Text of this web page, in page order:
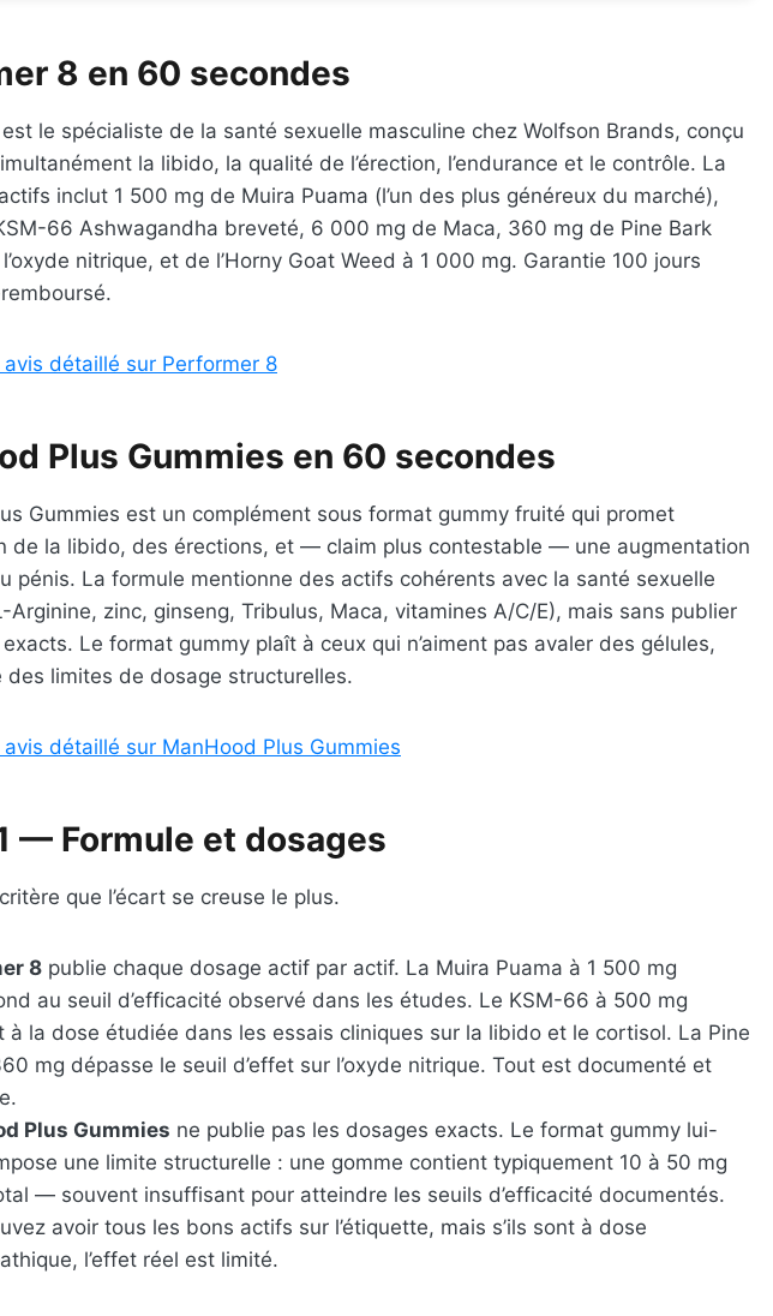
8 en 60 secondes
le spécialiste de la santé sexuelle masculine chez Wolfson Brands, conçu
la libido, la qualité de l’érection, l’endurance et le contrôle. La
inclut 1 500 mg de Muira Puama (l’un des plus généreux du marché),
66 Ashwagandha breveté, 6 000 mg de Maca, 360 mg de Pine Bark
nitrique, et de l’Horny Goat Weed à 1 000 mg. Garantie 100 jours
détaillé sur Performer 8
Plus Gummies en 60 secondes
Gummies est un complément sous format gummy fruité qui promet
de la libido, des érections, et — claim plus contestable — une augmentation
pénis. La formule mentionne des actifs cohérents avec la santé sexuelle
Arginine, zinc, ginseng, Tribulus, Maca, vitamines A/C/E), mais sans publier
Le format gummy plaît à ceux qui n’aiment pas avaler des gélules,
des limites de dosage structurelles.
détaillé sur ManHood Plus Gummies
— Formule et dosages
que l’écart se creuse le plus.
8 publie chaque dosage actif par actif. La Muira Puama à 1 500 mg
au seuil d’efficacité observé dans les études. Le KSM-66 à 500 mg
à la dose étudiée dans les essais cliniques sur la libido et le cortisol. La Pine
mg dépasse le seuil d’effet sur l’oxyde nitrique. Tout est documenté et
Plus Gummies ne publie pas les dosages exacts. Le format gummy lui-
une limite structurelle : une gomme contient typiquement 10 à 50 mg
— souvent insuffisant pour atteindre les seuils d’efficacité documentés.
avoir tous les bons actifs sur l’étiquette, mais s’ils sont à dose
l’effet réel est limité.